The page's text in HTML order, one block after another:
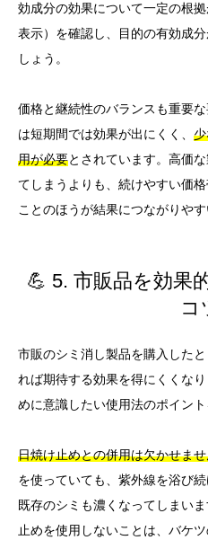
効成分の効果について一定の根
表示）を確認し、目的の有効成
しょう。
価格と継続性のバランスも重要
は短期間では効果が出にくく、
用が必要とされています。高価
てしまうよりも、続けやすい価
ことのほうが結果につながりやす
💪 5. 市販品を効果
コ
市販のシミ消し製品を購入した
れば期待する効果を得にくくな
めに意識したい使用法のポイント
日焼け止めとの併用は欠かせま
を使っていても、紫外線を浴び
既存のシミも濃くなってしまい
止めを使用しないことは、バケ